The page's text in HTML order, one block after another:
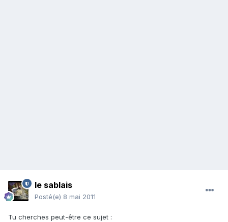
le sablais
Posté(e) 8 mai 2011
Tu cherches peut-être ce sujet :